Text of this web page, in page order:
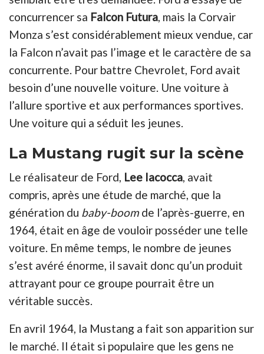
concurrencer sa Falcon Futura, mais la Corvair
Monza s’est considérablement mieux vendue, car
la Falcon n’avait pas l’image et le caractère de sa
concurrente. Pour battre Chevrolet, Ford avait
besoin d’une nouvelle voiture. Une voiture à
l’allure sportive et aux performances sportives.
Une voiture qui a séduit les jeunes.
La Mustang rugit sur la scène
Le réalisateur de Ford, Lee Iacocca, avait
compris, après une étude de marché, que la
génération du baby-boomde l’après-guerre, en
1964, était en âge de vouloir posséder une telle
voiture. En même temps, le nombre de jeunes
s’est avéré énorme, il savait donc qu’un produit
attrayant pour ce groupe pourrait être un
véritable succès.
En avril 1964, la Mustang a fait son apparition sur
le marché. Il était si populaire que les gens ne